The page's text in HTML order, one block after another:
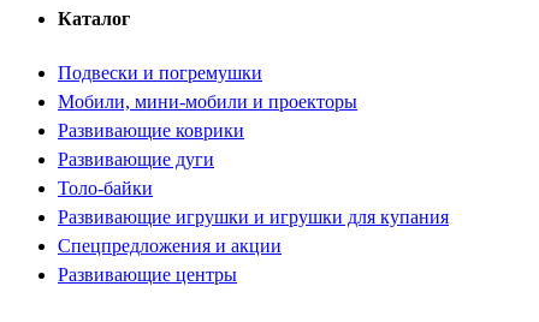
Каталог
Подвески и погремушки
Мобили, мини-мобили и проекторы
Развивающие коврики
Развивающие дуги
Толо-байки
Развивающие игрушки и игрушки для купания
Спецпредложения и акции
Развивающие центры